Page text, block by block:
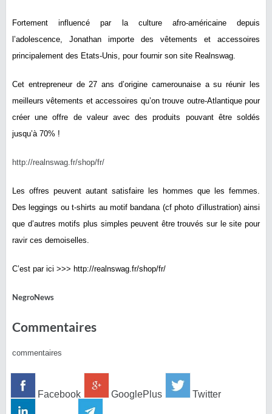
Fortement influencé par la culture afro-américaine depuis
l’adolescence, Jonathan importe des vêtements et accessoires
principalement des Etats-Unis, pour fournir son site Realnswag.
Cet entrepreneur de 27 ans d’origine camerounaise a su réunir les
meilleurs vêtements et accessoires qu’on trouve outre-Atlantique pour
créer une offre de valeur avec des produits pouvant être soldés
jusqu’à 70% !
http://realnswag.fr/shop/fr/
Les offres peuvent autant satisfaire les hommes que les femmes.
Des leggings ou t-shirts au motif bandana (cf photo d’illustration) ainsi
que d’autres motifs plus simples peuvent être trouvés sur le site pour
ravir ces demoiselles.
C’est par ici >>> http://realnswag.fr/shop/fr/
NegroNews
Commentaires
commentaires
Facebook GooglePlus Twitter